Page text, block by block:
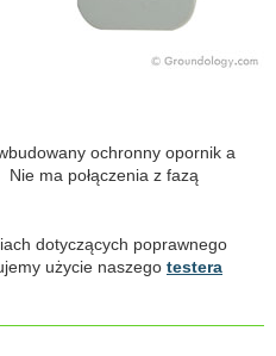
ochronny opornik a
ma połączenia z fazą
dotyczących poprawnego
użycie naszego testera